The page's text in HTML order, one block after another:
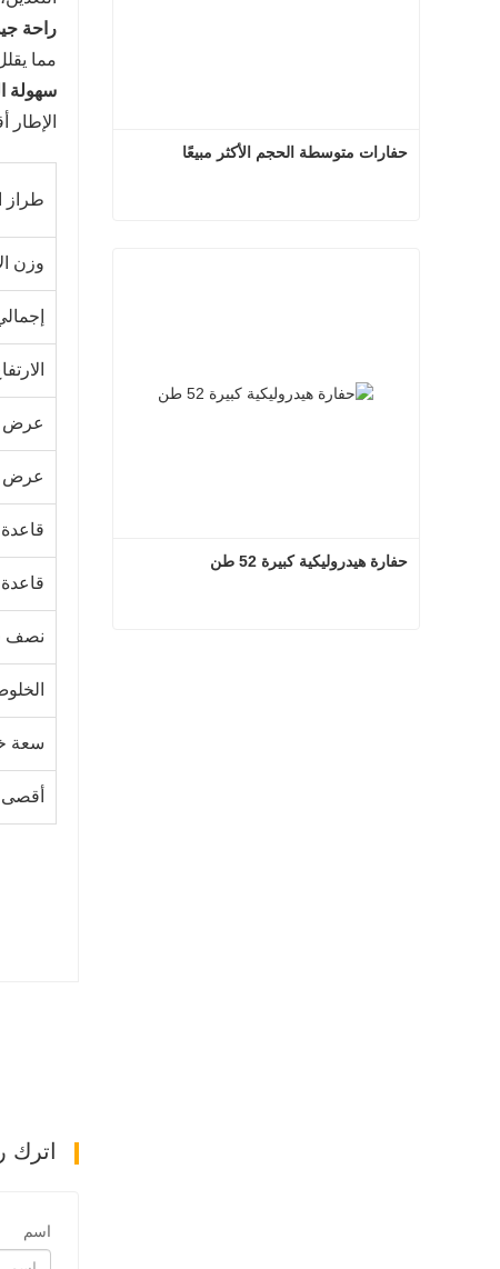
راحة
مما
سهولة
طراز
وزن
عرض
عرض
نصف
سعة
اترك
اسم
حفارات متوسطة الحجم الأكثر مبيعًا
حفارة هيدروليكية كبيرة 52 طن